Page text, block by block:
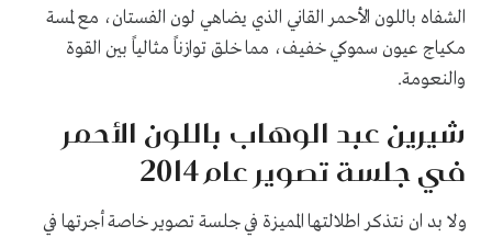
الشفاه باللون الأحمر القاني الذي يضاهي لون الفستان، مع لمسة
مكياج عيون سموكي خفيف، مما خلق توازناً مثالياً بين القوة
والنعومة.
شيرين عبد الوهاب باللون الأحمر
في جلسة تصوير عام 2014
ولا بد ان نتذكر اطلالتها المميزة في جلسة تصوير خاصة أجرتها في